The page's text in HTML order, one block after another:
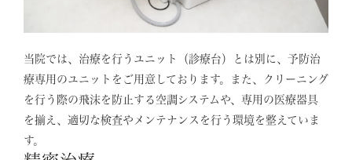
当院では、治療を行うユニット（診療台）とは別に、予防治
療専用のユニットをご用意しております。また、クリーニング
を行う際の飛沫を防止する空調システムや、専用の医療器具
を揃え、適切な検査やメンテナンスを行う環境を整えていま
す。